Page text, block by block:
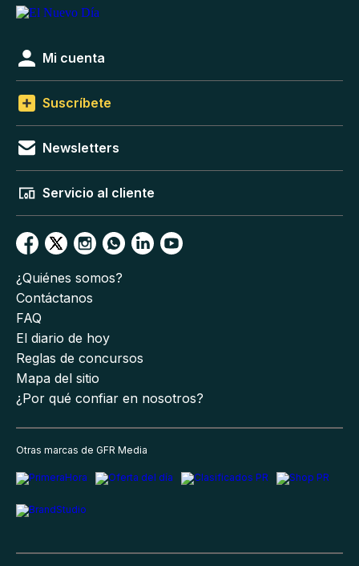
Mi cuenta
Suscríbete
Newsletters
Servicio al cliente
¿Quiénes somos?
Contáctanos
FAQ
El diario de hoy
Reglas de concursos
Mapa del sitio
¿Por qué confiar en nosotros?
Otras marcas de GFR Media